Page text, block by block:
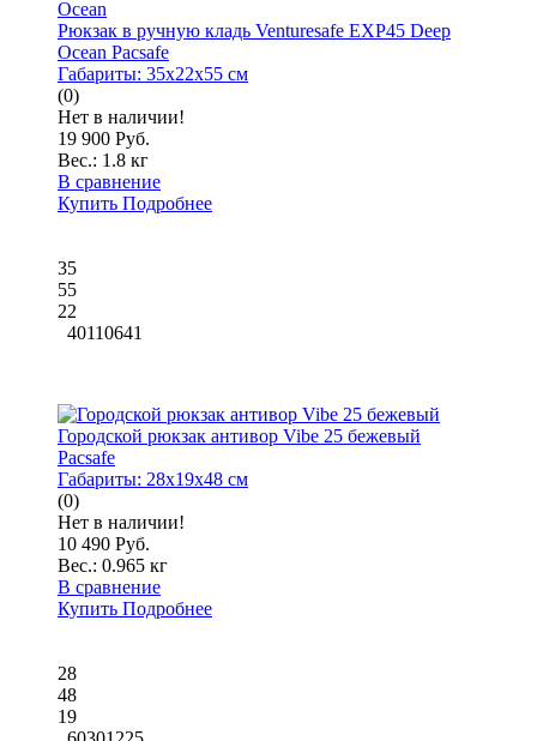
Рюкзак в ручную кладь Venturesafe EXP45 Deep
Ocean Pacsafe
Габариты: 35x22x55 см
(0)
Нет в наличии!
19 900 Руб.
Вес.: 1.8 кг
В сравнение
Купить Подробнее
35
55
22
40110641
Городской рюкзак антивор Vibe 25 бежевый
Pacsafe
Габариты: 28x19x48 см
(0)
Нет в наличии!
10 490 Руб.
Вес.: 0.965 кг
В сравнение
Купить Подробнее
28
48
19